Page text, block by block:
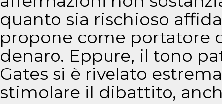
quanto sia rischioso
propone come portatore
denaro. Eppure, il tono
Gates si è rivelato
stimolare il dibattito,